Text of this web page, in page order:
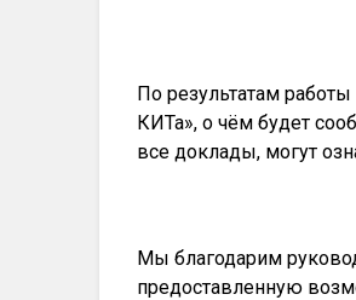
По результатам
КИТа», о чём будет
все доклады, могут
Мы благодарим
предоставленную